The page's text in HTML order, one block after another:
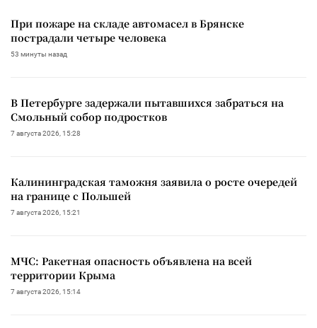
При пожаре на складе автомасел в Брянске
пострадали четыре человека
53 минуты назад
В Петербурге задержали пытавшихся забраться на
Смольный собор подростков
7 августа 2026, 15:28
Калининградская таможня заявила о росте очередей
на границе с Польшей
7 августа 2026, 15:21
МЧС: Ракетная опасность объявлена на всей
территории Крыма
7 августа 2026, 15:14